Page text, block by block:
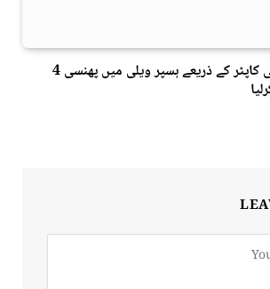
نگر: پاک آرمی نے ہیلی کاپٹر کے ذریعے ہسپر ویلی میں پھنسی 4